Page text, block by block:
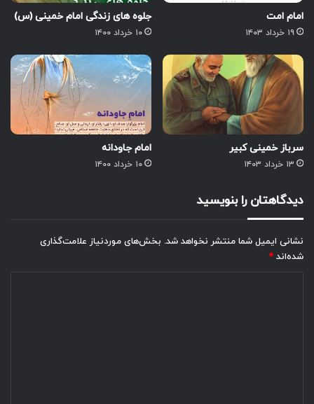
امام امت
۱۹ خرداد ۱۴۰۳
جلوه های زندگی امام خمینی (س)
۱۰ خرداد ۱۴۰۰
سرباز خمینی کبیر
۱۳ خرداد ۱۴۰۳
امام جاودانه
۱۰ خرداد ۱۴۰۰
دیدگاهتان را بنویسید
نشانی ایمیل شما منتشر نخواهد شد. بخش‌های موردنیاز علامت‌گذاری
شده‌اند *